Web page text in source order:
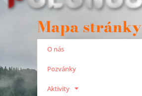
Mapa stránky
O nás
Pozvánky
Aktivity